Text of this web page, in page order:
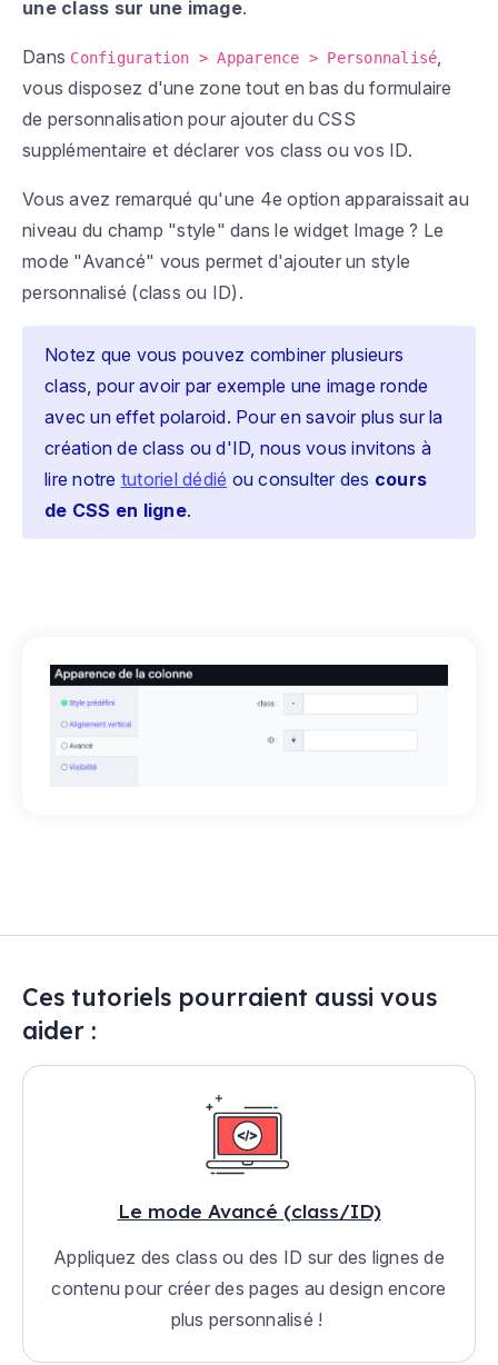
une class sur une image.
Dans Configuration > Apparence > Personnalisé,
vous disposez d'une zone tout en bas du formulaire
de personnalisation pour ajouter du CSS
supplémentaire et déclarer vos class ou vos ID.
Vous avez remarqué qu'une 4e option apparaissait au
niveau du champ "style" dans le widget Image ? Le
mode "Avancé" vous permet d'ajouter un style
personnalisé (class ou ID).
Notez que vous pouvez combiner plusieurs
class, pour avoir par exemple une image ronde
avec un effet polaroid. Pour en savoir plus sur la
création de class ou d'ID, nous vous invitons à
lire notre tutoriel dédié ou consulter des cours
de CSS en ligne.
Ces tutoriels pourraient aussi vous
aider :
Le mode Avancé (class/ID)
Appliquez des class ou des ID sur des lignes de
contenu pour créer des pages au design encore
plus personnalisé !